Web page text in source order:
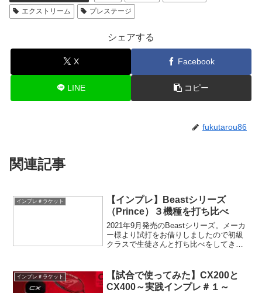
エクストリーム
プレステージ
シェアする
X Facebook
LINE コピー
fukutarou86
関連記事
インプレ＃ラケット
【インプレ】Beastシリーズ
（Prince）３機種を打ち比べ
2021年9月発売のBeastシリーズ。メーカ
ー様より試打をお借りしましたので初級
クラスで生徒さんと打ち比べをしてきま
でした。同じシリーズでもかなり差を感
じた３機種比較となりました。
インプレ＃ラケット
【試合で使ってみた】CX200と
CX400～実践インプレ＃１～